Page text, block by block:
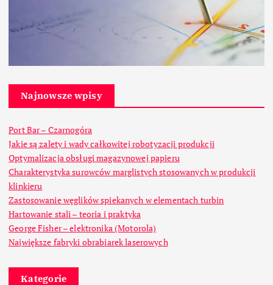
Najnowsze wpisy
Port Bar – Czarnogóra
Jakie są zalety i wady całkowitej robotyzacji produkcji
Optymalizacja obsługi magazynowej papieru
Charakterystyka surowców marglistych stosowanych w produkcji
klinkieru
Zastosowanie węglików spiekanych w elementach turbin
Hartowanie stali – teoria i praktyka
George Fisher – elektronika (Motorola)
Największe fabryki obrabiarek laserowych
Kategorie